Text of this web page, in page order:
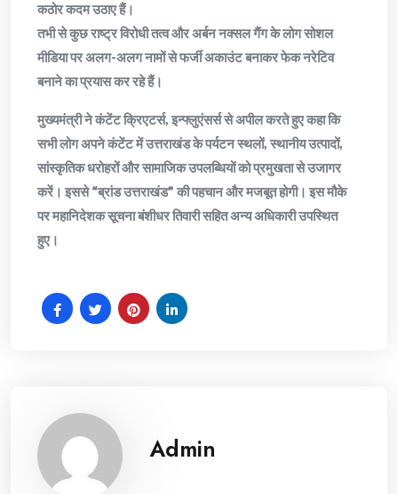
कठोर कदम उठाए हैं।
तभी से कुछ राष्ट्र विरोधी तत्व और अर्बन नक्सल गैंग के लोग सोशल
मीडिया पर अलग-अलग नामों से फर्जी अकाउंट बनाकर फेक नरेटिव
बनाने का प्रयास कर रहे हैं।
मुख्यमंत्री ने कंटेंट क्रिएटर्स, इन्फ्लुएंसर्स से अपील करते हुए कहा कि
सभी लोग अपने कंटेंट में उत्तराखंड के पर्यटन स्थलों, स्थानीय उत्पादों,
सांस्कृतिक धरोहरों और सामाजिक उपलब्धियों को प्रमुखता से उजागर
करें। इससे “ब्रांड उत्तराखंड” की पहचान और मजबूत होगी। इस मौके
पर महानिदेशक सूचना बंशीधर तिवारी सहित अन्य अधिकारी उपस्थित
हुए।
Admin